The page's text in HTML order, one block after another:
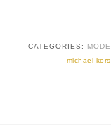
CATEGORIES: MODE
michael